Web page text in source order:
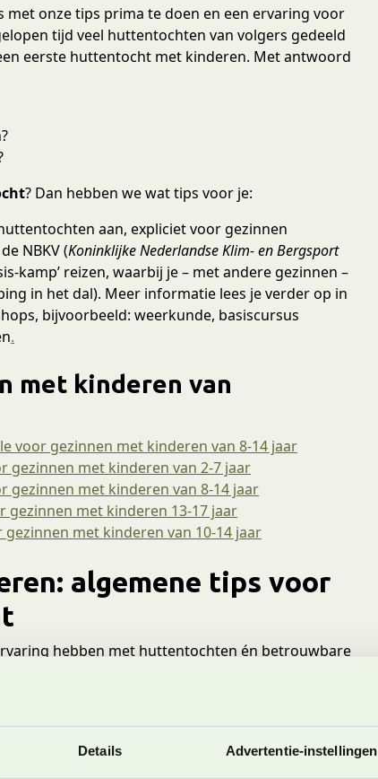
Details Advertentie-instellingen
onze tips prima te doen en een ervaring voor
tijd veel huttentochten van volgers gedeeld
eerste huttentocht met kinderen. Met antwoord
? Dan hebben we wat tips voor je:
aan, expliciet voor gezinnen
NBKV (Koninklijke Nederlandse Klim- en Bergsport
kamp’ reizen, waarbij je – met andere gezinnen –
in het dal). Meer informatie lees je verder op in
bijvoorbeeld: weerkunde, basiscursus
.
met kinderen van
voor gezinnen met kinderen van 8-14 jaar
gezinnen met kinderen van 2-7 jaar
gezinnen met kinderen van 8-14 jaar
gezinnen met kinderen 13-17 jaar
met kinderen van 10-14 jaar
algemene tips voor
hebben met huttentochten én betrouwbare
we graag de volgende tips voor een eerste
begin eenvoudig met een